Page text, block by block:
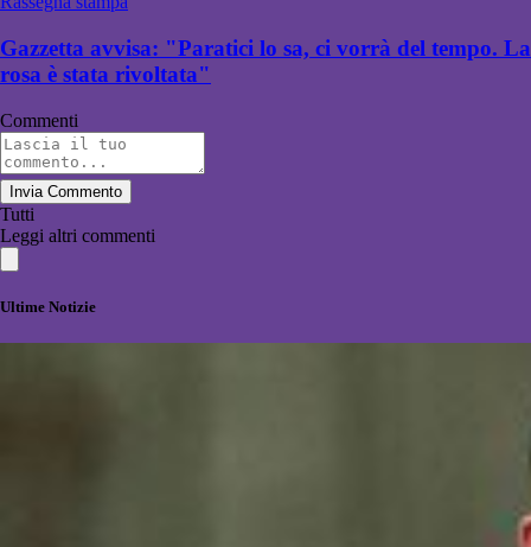
Gazzetta avvisa: "Paratici lo sa, ci vorrà del tempo. La
rosa è stata rivoltata"
Commenti
Invia Commento
Tutti
Leggi altri commenti
Ultime Notizie